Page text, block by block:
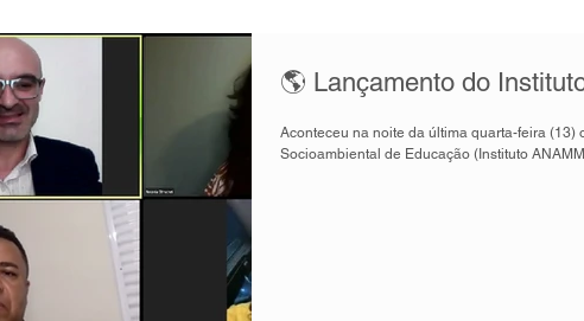
🌎 Lançamento do
Aconteceu na noite da última quarta-feira (13)
Socioambiental de Educação (Instituto